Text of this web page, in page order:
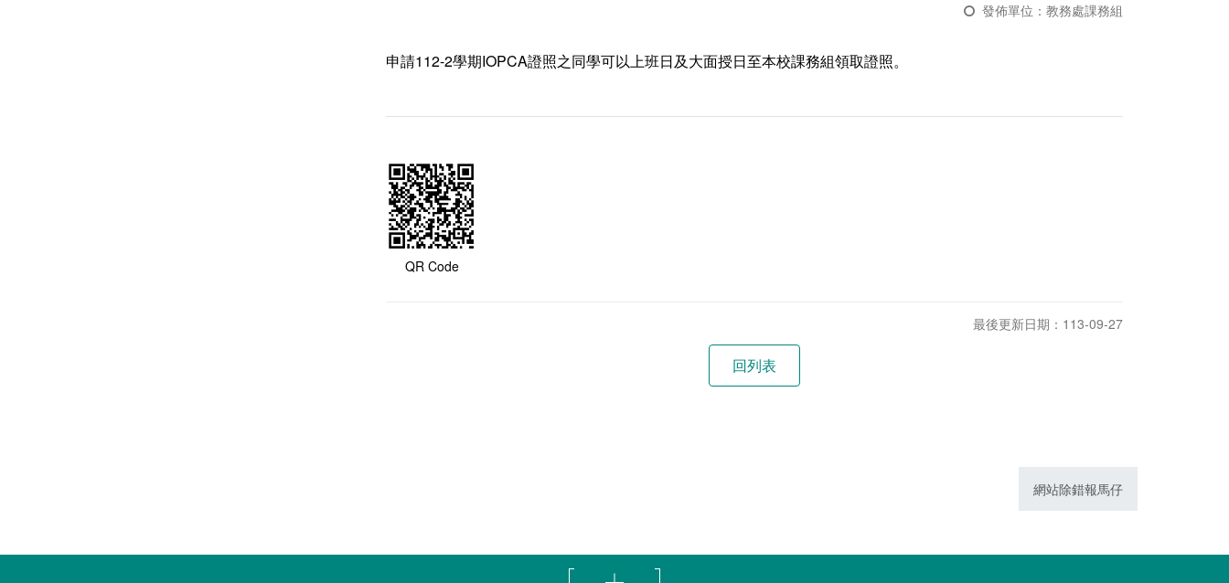
發佈單位：教務處課務組
申請112-2學期IOPCA證照之同學可以上班日及大面授日至本校課務組領取證照。
QR Code
最後更新日期：113-09-27
網站除錯報馬仔